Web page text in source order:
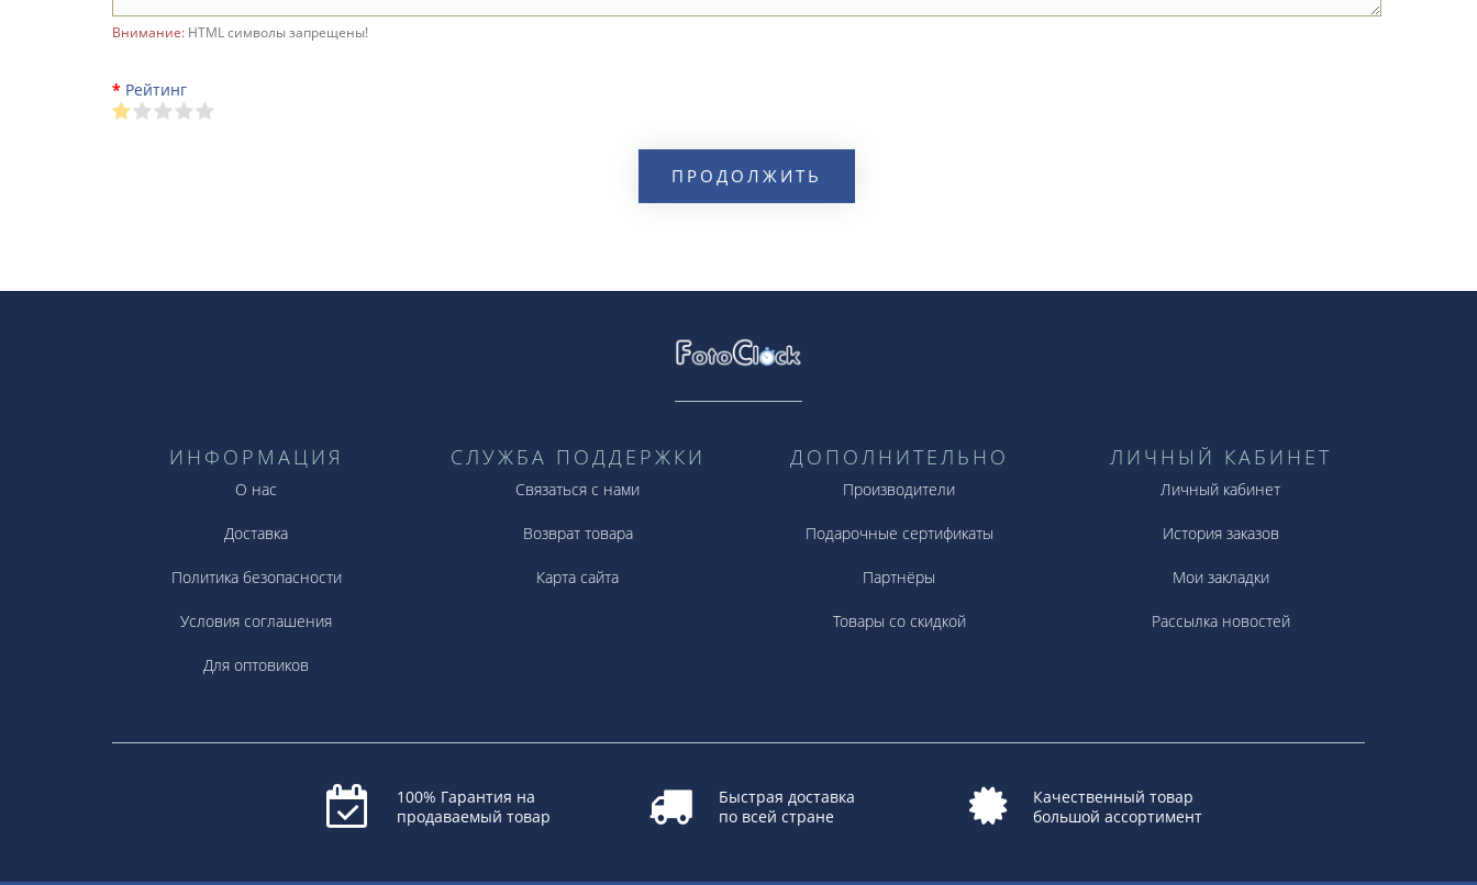
Внимание: HTML символы запрещены!
Рейтинг
ПРОДОЛЖИТЬ
ИНФОРМАЦИЯ
О нас
Доставка
Политика безопасности
Условия соглашения
Для оптовиков
СЛУЖБА ПОДДЕРЖКИ
Связаться с нами
Возврат товара
Карта сайта
ДОПОЛНИТЕЛЬНО
Производители
Подарочные сертификаты
Партнёры
Товары со скидкой
ЛИЧНЫЙ КАБИНЕТ
Личный кабинет
История заказов
Мои закладки
Рассылка новостей
100% Гарантия на
продаваемый товар
Быстрая доставка
по всей стране
Качественный товар
большой ассортимент